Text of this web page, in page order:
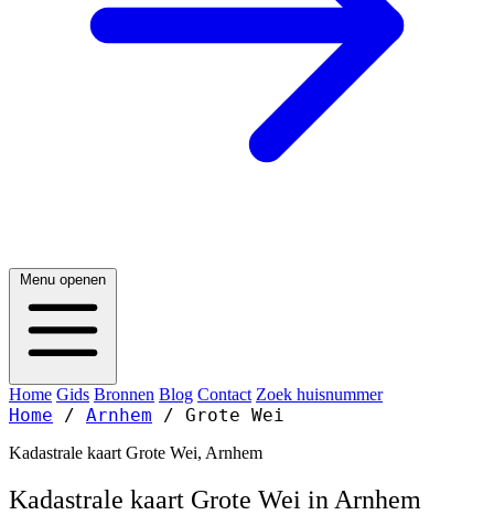
Menu openen
Home Gids Bronnen Blog Contact Zoek huisnummer
Home / Arnhem / Grote Wei
Kadastrale kaart Grote Wei, Arnhem
Kadastrale kaart Grote Wei in Arnhem